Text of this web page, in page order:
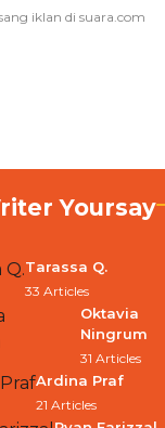
Yoursay
Tarassa Q.
33 Articles
Oktavia
Ningrum
31 Articles
Ardina Praf
21 Articles